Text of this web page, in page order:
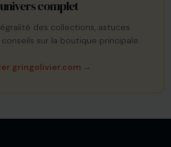
complet
des collections, astuces
sur la boutique principale.
gringolivier.com →